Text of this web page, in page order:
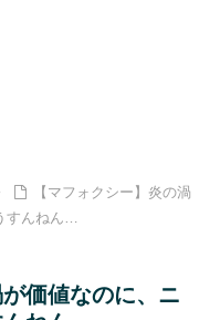
【マフォクシー】炎の渦
すんねん…
価値なのに、ニ